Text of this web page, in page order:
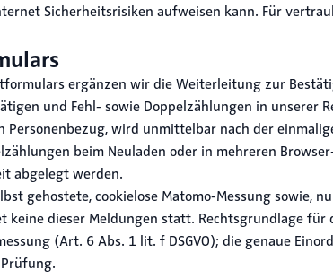
Sicherheitsrisiken aufweisen kann. Für
ergänzen wir die Weiterleitung zur
und Fehl- sowie Doppelzählungen in unserer
wird unmittelbar nach der
beim Neuladen oder in mehreren
abgelegt werden.
gehostete, cookielose Matomo-Messung sowie,
dieser Meldungen statt. Rechtsgrundlage
(Art. 6 Abs. 1 lit. f DSGVO); die genaue